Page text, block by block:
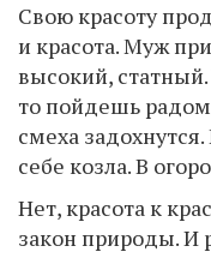
Свою красоту
и красота. Муж
высокий, статный.
то пойдешь
смеха
себе козла. В
Нет, красота к
закон природы. И